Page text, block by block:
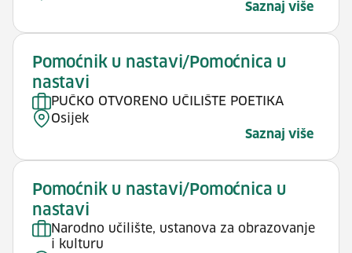
Saznaj više
Pomoćnik u nastavi/Pomoćnica u
nastavi
PUČKO OTVORENO UČILIŠTE POETIKA
Osijek
Saznaj više
Pomoćnik u nastavi/Pomoćnica u
nastavi
Narodno učilište, ustanova za obrazovanje
i kulturu